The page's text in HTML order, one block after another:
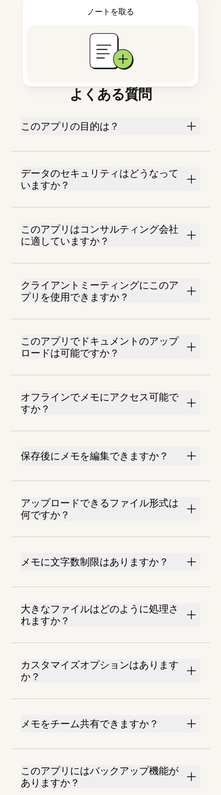
ノートを取る
よくある質問
このアプリの目的は？
データのセキュリティはどうなって
いますか？
このアプリはコンサルティング会社
に適していますか？
クライアントミーティングにこのア
プリを使用できますか？
このアプリでドキュメントのアップ
ロードは可能ですか？
オフラインでメモにアクセス可能で
すか？
保存後にメモを編集できますか？
アップロードできるファイル形式は
何ですか？
メモに文字数制限はありますか？
大きなファイルはどのように処理さ
れますか？
カスタマイズオプションはあります
か？
メモをチーム共有できますか？
このアプリにはバックアップ機能が
ありますか？